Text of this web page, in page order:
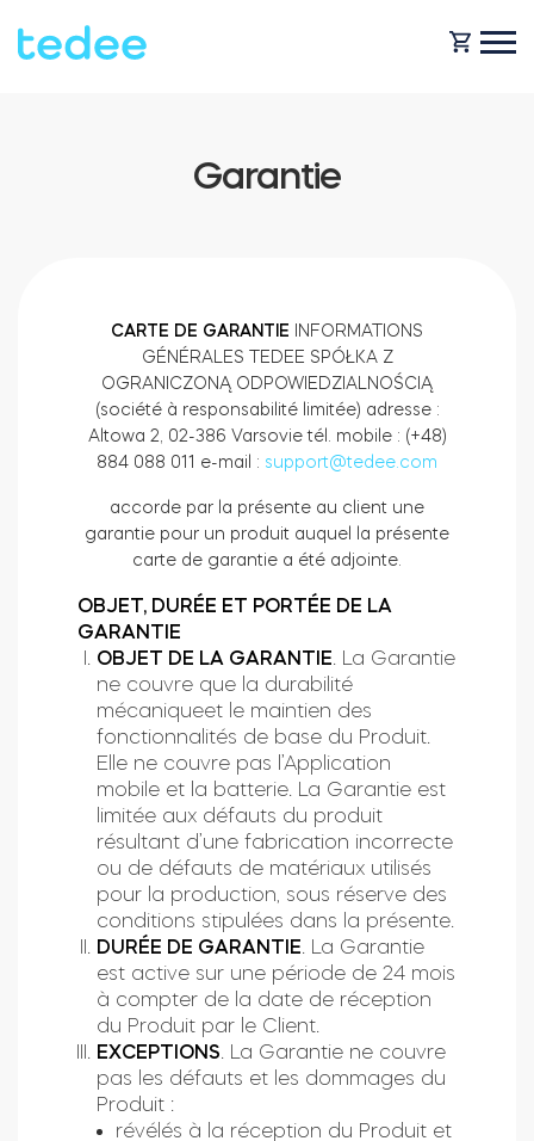
Intégrations
Tedee GO
Tedee GO2
Tedee PRO
Accessoires
Tedee Bridge
Door Sensor
Cylindres
BOUTIQUE
ASSISTANCE
LOCALISATEUR DE BOUTIQUES
IDENTIFIANT
ACHETER
Garantie
CARTE DE GARANTIE INFORMATIONS
GÉNÉRALES TEDEE SPÓŁKA Z
OGRANICZONĄ ODPOWIEDZIALNOŚCIĄ
(société à responsabilité limitée) adresse :
Altowa 2, 02-386 Varsovie tél. mobile : (+48)
884 088 011 e-mail : support@tedee.com
accorde par la présente au client une
garantie pour un produit auquel la présente
carte de garantie a été adjointe.
OBJET, DURÉE ET PORTÉE DE LA
GARANTIE
OBJET DE LA GARANTIE . La Garantie
ne couvre que la durabilité
mécaniqueet le maintien des
fonctionnalités de base du Produit.
Elle ne couvre pas l’Application
mobile et la batterie. La Garantie est
limitée aux défauts du produit
résultant d’une fabrication incorrecte
ou de défauts de matériaux utilisés
pour la production, sous réserve des
conditions stipulées dans la présente.
DURÉE DE GARANTIE . La Garantie
est active sur une période de 24 mois
à compter de la date de réception
du Produit par le Client.
EXCEPTIONS . La Garantie ne couvre
pas les défauts et les dommages du
Produit :
révélés à la réception du Produit et